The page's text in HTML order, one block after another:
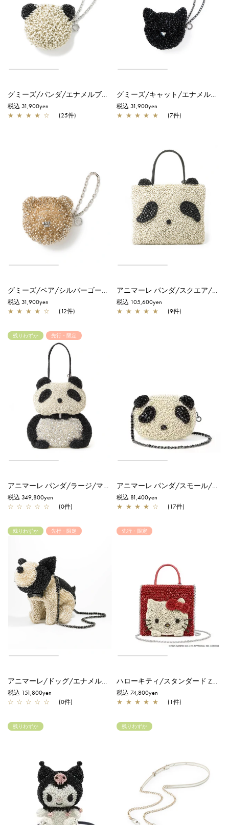
グミーズ/パンダ/エナメルブラック×マットグレイッシュホワイト
税込 31,900yen
★ ★ ★ ★ ☆ (25件)
グミーズ/キャット/エナメルブラック
税込 31,900yen
★ ★ ★ ★ ★ (7件)
グミーズ/ベア/シルバーゴールド
税込 31,900yen
★ ★ ★ ★ ☆ (12件)
アニマーレ パンダ/スクエア/マットグレイッシュホワイト
税込 105,600yen
★ ★ ★ ★ ★ (9件)
残りわずか 先行・限定
アニマーレ パンダ/ラージ/マットグレイッシュホワイト【一部店舗先行販売商品】
税込 349,800yen
☆ ☆ ☆ ☆ ☆ (0件)
アニマーレ パンダ/スモール/マットグレイッシュホワイト
税込 81,400yen
★ ★ ★ ★ ☆ (17件)
残りわずか 先行・限定
アニマーレ/ドッグ/エナメルブラック×セミシャイニーホワイトシルバーゴールド【一部店舗先行販売商品】
税込 151,800yen
☆ ☆ ☆ ☆ ☆ (0件)
先行・限定
ハローキティ/スタンダード Z/マットレッド【オンラインストア先行販売商品】
税込 74,800yen
★ ★ ★ ★ ★ (1件)
残りわずか 残りわずか